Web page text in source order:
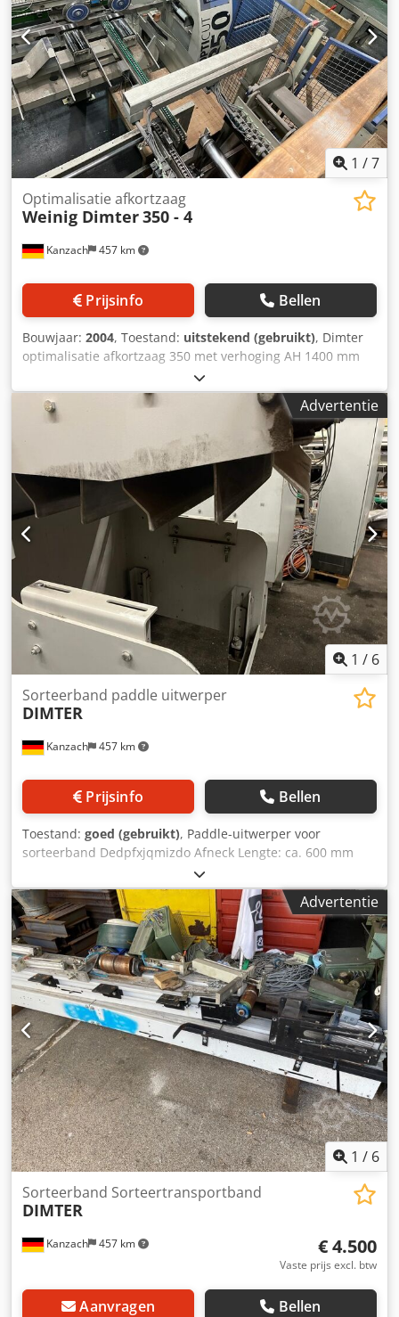
1 /7
Kanzach 457 km
Optimalisatie afkortzaag
Weinig Dimter350 - 4
Prijsinfo Bellen
Bouwjaar: 2004, Toestand: uitstekend (gebruikt), Dimter
optimalisatie afkortzaag 350 met verhoging AH 1400 mm
Afkortzaag zie afbeelding Afkortzaag Schakelkast Djdpencc
Icjfx Afnock Scanner interface Sorteren 6500 mm lang 3
pushers Afvalklep Machine is al gedemonteerd en direct
beschikbaar Machine draaide zonder problemen tot
demontage Transport kan georganiseerd worden
Advertentie
1 / 6
Kanzach 457 km
Sorteerband paddle uitwerper
DIMTER
Prijsinfo Bellen
Toestand: goed (gebruikt), Paddle-uitwerper voor
sorteerband Dedpfxjqmizdo Afneck Lengte: ca. 600 mm
Werkhoogte: 850 mm Aandrijving: Rexroth servo meer
beschikbaar ook andere lengte
Advertentie
1 / 6
Kanzach 457 km
Sorteerband Sorteertransportband
DIMTER
€ 4.500
Vaste prijs excl. btw
Aanvragen Bellen